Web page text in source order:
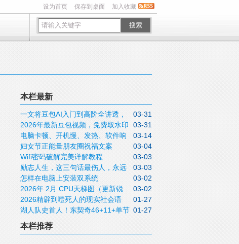
设为首页 保存到桌面 加入收藏
搜索
本栏最新
03-31
一文将豆包AI入门到高阶全讲透，
收藏待用
03-31
2026年最新豆包视频，免费取水印
方法实操指南
03-14
电脑卡顿、开机慢、发热、软件响
应迟钝怎么办？关闭这5个设置不用重装，
这些问题全可解决
03-04
妇女节正能量朋友圈祝福文案
2026三月八日女神节说说带非常漂亮的女
神节图片
03-03
Wifi密码破解完美详解教程
03-03
励志人生，这三句话最伤人，永远
不要说！
03-02
怎样在电脑上安装双系统
03-02
2026年 2月 CPU天梯图（更新锐
龙9 9950X3D）
01-27
2026精辟到噎死人的现实社会语
录，句句道尽人性
01-27
湖人队史首人！东契奇46+11+单节
20分拒逆转
本栏推荐